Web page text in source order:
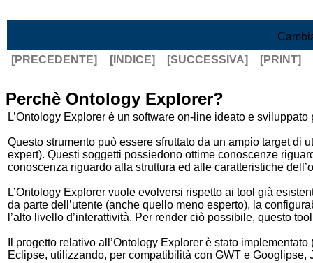
[PRECEDENTE]
[INDICE] [SUCCESSIVA] [PRINT]
Perchè Ontology Explorer?
L’Ontology Explorer è un software on-line ideato e
Questo strumento può essere sfruttato da un ampio target di
expert). Questi soggetti possiedono ottime conoscenze
conoscenza riguardo alla struttura ed alle caratteristiche
L’Ontology Explorer vuole evolversi rispetto ai tool già
da parte dell’utente (anche quello meno esperto), la
l’alto livello d’interattività. Per render ciò possibile, questo
Il progetto relativo all’Ontology Explorer è stato
Eclipse, utilizzando, per compatibilità con GWT e Googlipse,